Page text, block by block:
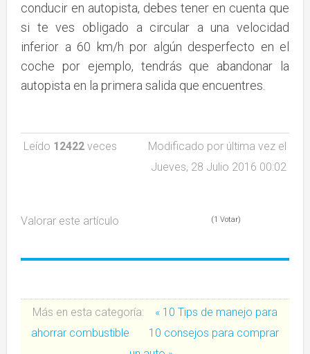
conducir en autopista, debes tener en cuenta que
si te ves obligado a circular a una velocidad
inferior a 60 km/h por algún desperfecto en el
coche por ejemplo, tendrás que abandonar la
autopista en la primera salida que encuentres.
Leído 12422 veces
Modificado por última vez el
Jueves, 28 Julio 2016 00:02
Valorar este artículo (1 Votar)
Más en esta categoría:
« 10 Tips de manejo para
ahorrar combustible
10 consejos para comprar